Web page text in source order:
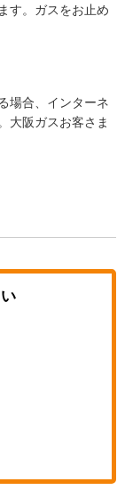
す。ガスをお止め
場合、インターネ
大阪ガスお客さま